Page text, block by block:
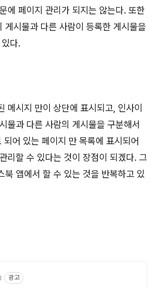
에 페이지 관리가 되지는 않는다. 또한
게시물과 다른 사람이 등록한 게시물을
다.
메시지 만이 상단에 표시되고, 인사이
물과 다른 사람의 게시물을 구분해서
어 있는 페이지 만 목록에 표시되어
리할 수 있다는 것이 장점이 되겠다. 그
북 앱에서 할 수 있는 것을 반복하고 있
광고